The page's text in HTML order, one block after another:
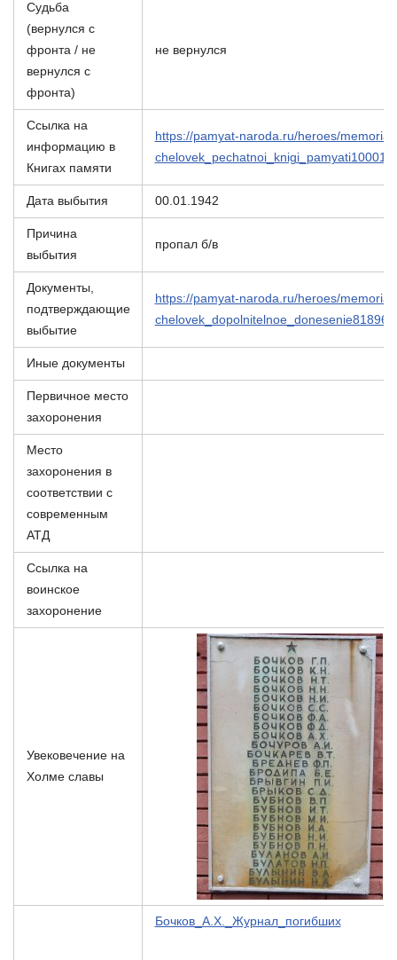
Судьба
(вернулся с
фронта / не
вернулся с
фронта)
не вернулся
Ссылка на
информацию в
Книгах памяти
https://pamyat-naroda.ru/heroes/memorial-
Дата выбытия 00.01.1942
Причина
выбытия
пропал б/в
Документы,
подтверждающие
выбытие
https://pamyat-naroda.ru/heroes/memorial-
Иные документы
Первичное место
захоронения
Место
захоронения в
соответствии с
современным
АТД
Ссылка на
воинское
захоронение
Увековечение на
Холме славы
Бочков_А.Х._Журнал_погибших